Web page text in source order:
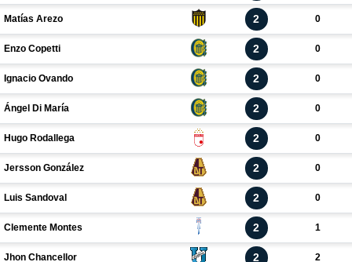
Matías Arezo 2 0
Enzo Copetti 2 0
Ignacio Ovando 2 0
Ángel Di María 2 0
Hugo Rodallega 2 0
Jersson González 2 0
Luis Sandoval 2 0
Clemente Montes 2 1
Jhon Chancellor 2 2